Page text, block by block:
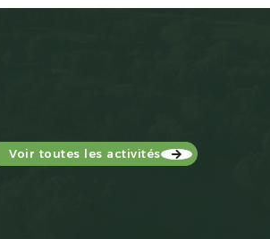
Voir toutes les activités